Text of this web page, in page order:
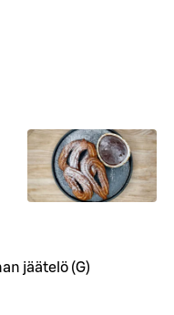
jäätelö (G)